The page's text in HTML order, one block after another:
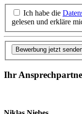
Ich habe die
gelesen und erkläre
Bewerbung jetzt
Ihr